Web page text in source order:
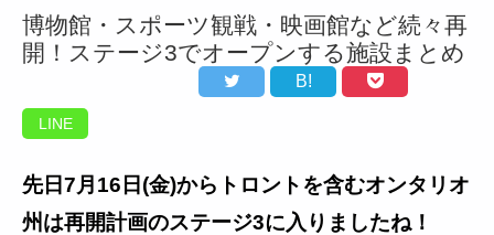
博物館・スポーツ観戦・映画館など続々再
開！ステージ3でオープンする施設まとめ
B!
LINE
先日7月16日(金)からトロントを含むオンタリオ
州は再開計画のステージ3に入りましたね！